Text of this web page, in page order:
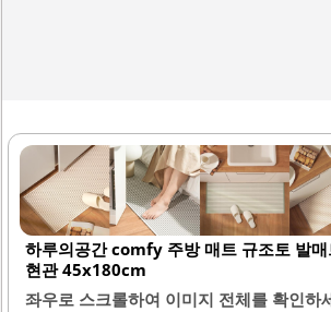
하루의공간 comfy 주방 매트 규조토 발
현관 45x180cm
좌우로 스크롤하여 이미지 전체를 확인하